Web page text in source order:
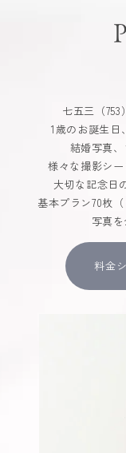
七五三（
1歳のお誕生日
結婚写真
様々な撮影シ
大切な記念日
基本プラン70枚
写真
料金